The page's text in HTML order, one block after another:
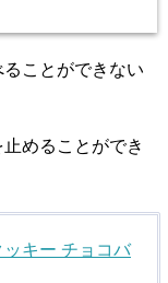
ことができない
めることができ
ッキー チョコバ